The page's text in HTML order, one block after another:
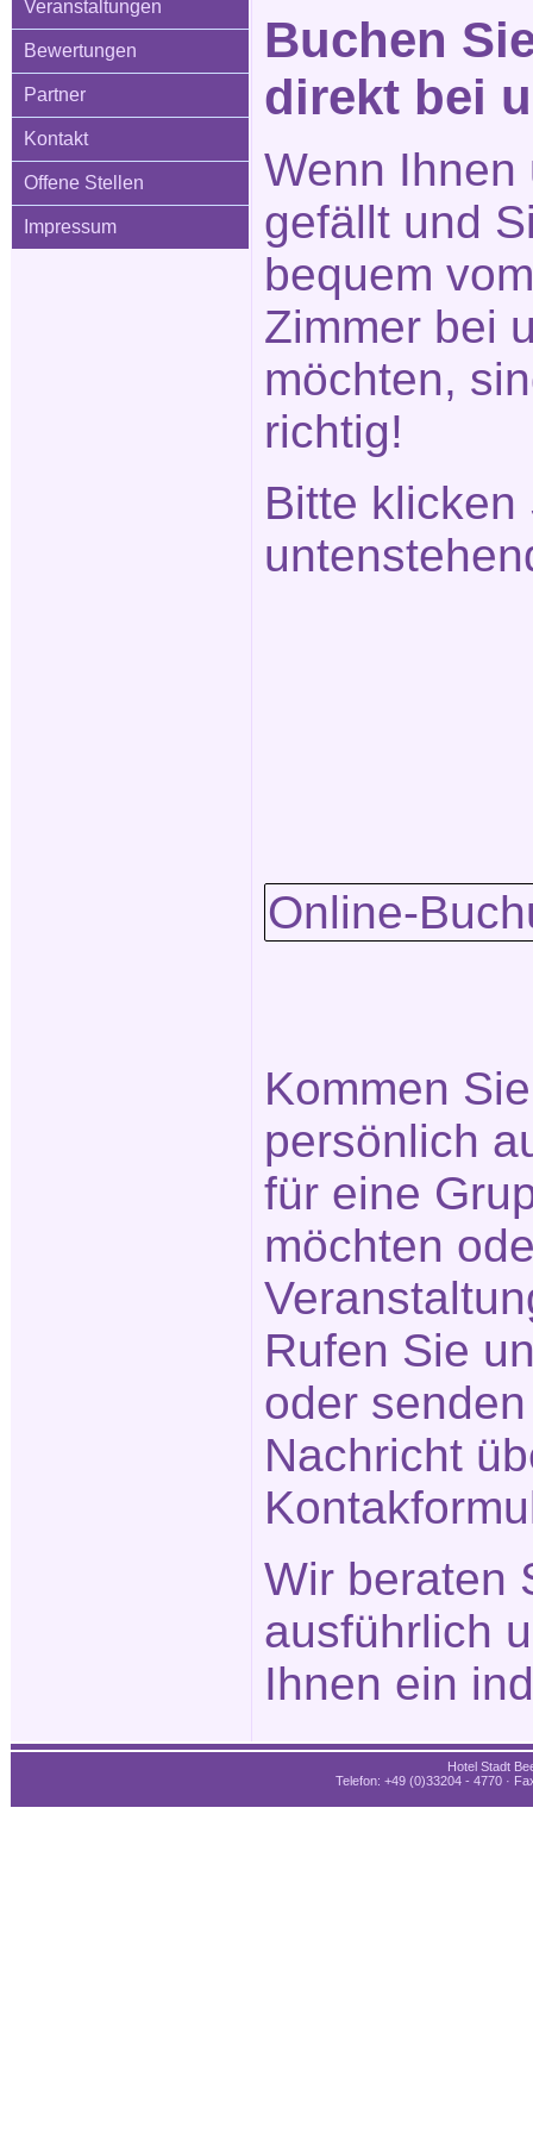
Veranstaltungen
Bewertungen
Partner
Kontakt
Offene Stellen
Impressum
Buchen
direkt bei
Wenn Ihnen
gefällt und
bequem
Zimmer bei
möchten,
richtig!
Bitte
Online-
Kommen
persönlich
für eine
möchten
Rufen Sie
oder
Nachricht
Wir beraten
ausführlich
Ihnen ein
Hotel Stadt
Telefon: +49 (0)33204 - 4770 ·